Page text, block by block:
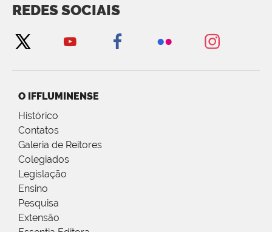
REDES SOCIAIS
O IFFLUMINENSE
Histórico
Contatos
Galeria de Reitores
Colegiados
Legislação
Ensino
Pesquisa
Extensão